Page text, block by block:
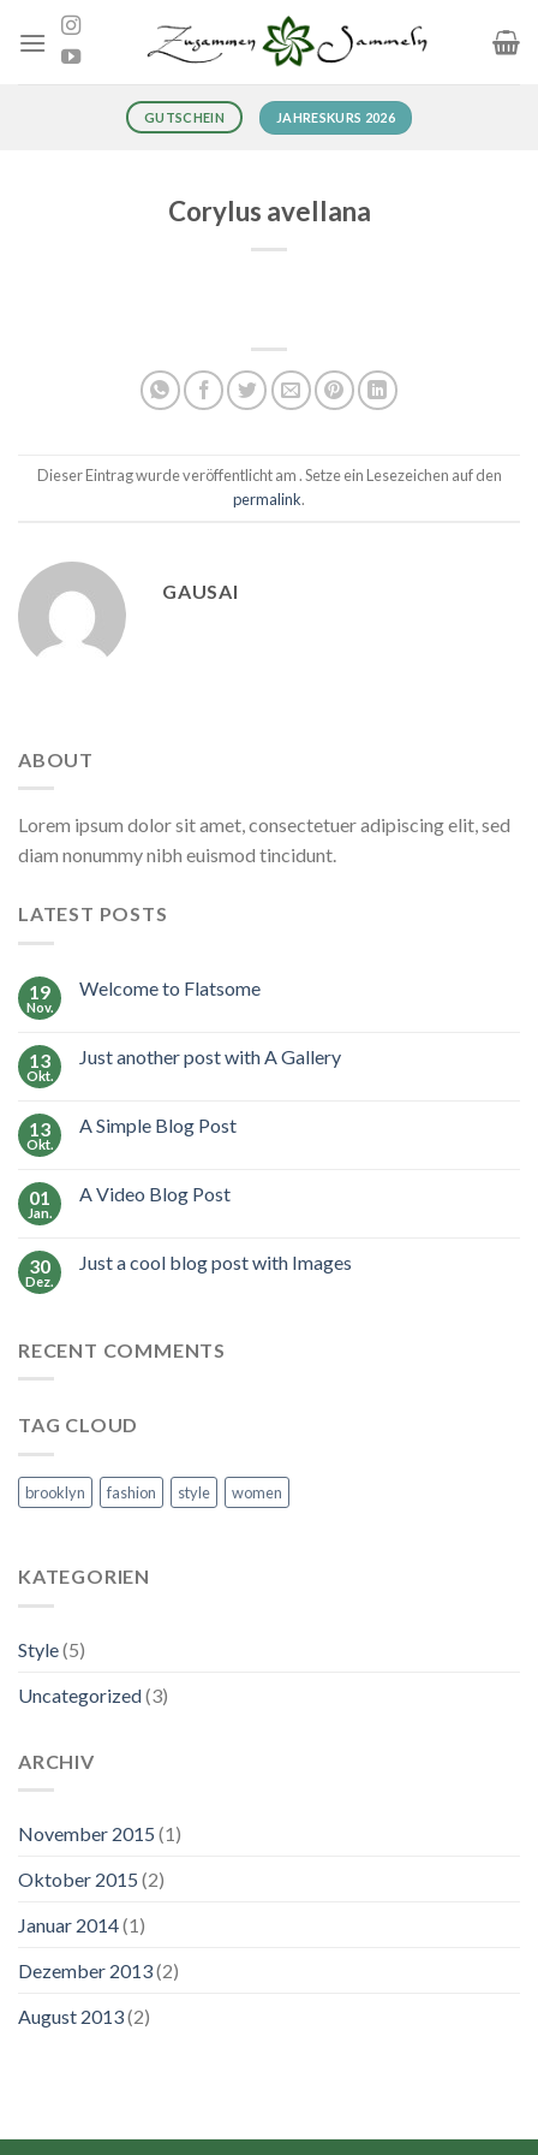
Inhalt
GUTSCHEIN JAHRESKURS 2026
Corylus avellana
Dieser Eintrag wurde veröffentlicht am . Setze ein Lesezeichen auf den
permalink.
GAUSAI
ABOUT
Lorem ipsum dolor sit amet, consectetuer adipiscing elit, sed
diam nonummy nibh euismod tincidunt.
LATEST POSTS
19
Nov.
Welcome to Flatsome
13
Okt.
Just another post with A Gallery
13
Okt.
A Simple Blog Post
01
Jan.
A Video Blog Post
30
Dez.
Just a cool blog post with Images
RECENT COMMENTS
TAG CLOUD
brooklyn fashion style women
KATEGORIEN
Style(5)
Uncategorized(3)
ARCHIV
November 2015 (1)
Oktober 2015 (2)
Januar 2014(1)
Dezember 2013(2)
August 2013(2)